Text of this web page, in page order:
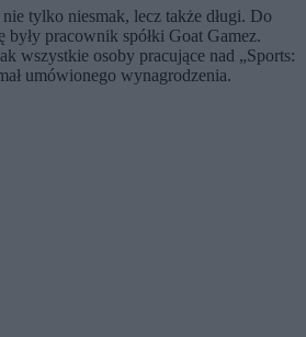
tylko niesmak, lecz także długi. Do
były pracownik spółki Goat Gamez.
wszystkie osoby pracujące nad „Sports:
umówionego wynagrodzenia.